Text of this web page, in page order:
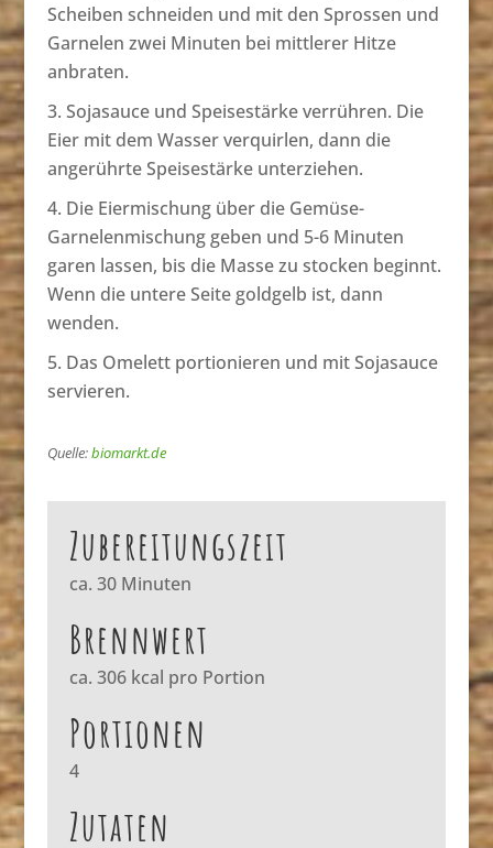
Scheiben schneiden und mit den Sprossen und
Garnelen zwei Minuten bei mittlerer Hitze
anbraten.
Sojasauce und Speisestärke verrühren. Die
Eier mit dem Wasser verquirlen, dann die
angerührte Speisestärke unterziehen.
Die Eiermischung über die Gemüse-
Garnelenmischung geben und 5-6 Minuten
garen lassen, bis die Masse zu stocken beginnt.
Wenn die untere Seite goldgelb ist, dann
wenden.
Das Omelett portionieren und mit Sojasauce
servieren.
Quelle:biomarkt.de
Zubereitungszeit
ca. 30 Minuten
Brennwert
ca. 306 kcal pro Portion
Portionen
4
Zutaten